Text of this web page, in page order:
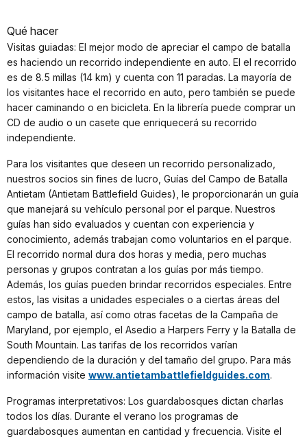
Qué hacer
Visitas guiadas: El mejor modo de apreciar el campo de batalla
es haciendo un recorrido independiente en auto. El el recorrido
es de 8.5 millas (14 km) y cuenta con 11 paradas. La mayoría de
los visitantes hace el recorrido en auto, pero también se puede
hacer caminando o en bicicleta. En la librería puede comprar un
CD de audio o un casete que enriquecerá su recorrido
independiente.
Para los visitantes que deseen un recorrido personalizado,
nuestros socios sin fines de lucro, Guías del Campo de Batalla
Antietam (Antietam Battlefield Guides), le proporcionarán un guía
que manejará su vehículo personal por el parque. Nuestros
guías han sido evaluados y cuentan con experiencia y
conocimiento, además trabajan como voluntarios en el parque.
El recorrido normal dura dos horas y media, pero muchas
personas y grupos contratan a los guías por más tiempo.
Además, los guías pueden brindar recorridos especiales. Entre
estos, las visitas a unidades especiales o a ciertas áreas del
campo de batalla, así como otras facetas de la Campaña de
Maryland, por ejemplo, el Asedio a Harpers Ferry y la Batalla de
South Mountain. Las tarifas de los recorridos varían
dependiendo de la duración y del tamaño del grupo. Para más
información visite www.antietambattlefieldguides.com.
Programas interpretativos: Los guardabosques dictan charlas
todos los días. Durante el verano los programas de
guardabosques aumentan en cantidad y frecuencia. Visite el